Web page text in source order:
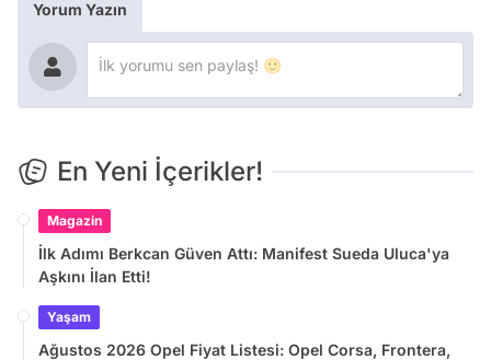
Yorum Yazın
En Yeni İçerikler!
Magazin
İlk Adımı Berkcan Güven Attı: Manifest Sueda Uluca'ya
Aşkını İlan Etti!
Yaşam
Ağustos 2026 Opel Fiyat Listesi: Opel Corsa, Frontera,